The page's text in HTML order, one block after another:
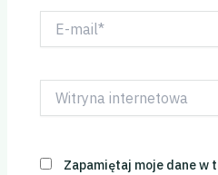
mail*
Witryna
internetowa
Zapamiętaj moje dane w